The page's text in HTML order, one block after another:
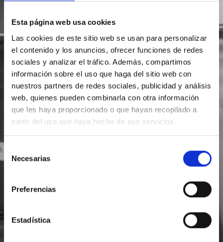
Esta página web usa cookies
Las cookies de este sitio web se usan para personalizar
el contenido y los anuncios, ofrecer funciones de redes
sociales y analizar el tráfico. Además, compartimos
información sobre el uso que haga del sitio web con
nuestros partners de redes sociales, publicidad y análisis
web, quienes pueden combinarla con otra información
que les haya proporcionado o que hayan recopilado a
partir del uso que haya hecho de sus servicios.
de Necesarias
Preferencias
Estadística